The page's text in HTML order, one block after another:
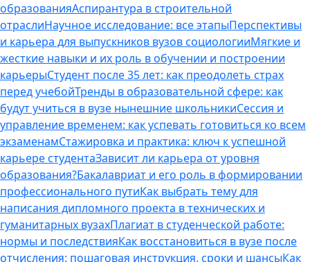
образованияАспирантура в строительной
отраслиНаучное исследование: все этапыПерспективы
и карьера для выпускников вузов социологииМягкие и
жесткие навыки и их роль в обучении и построении
карьерыСтудент после 35 лет: как преодолеть страх
перед учебойТренды в образовательной сфере: как
будут учиться в вузе нынешние школьникиСессия и
управление временем: как успевать готовиться ко всем
экзаменамСтажировка и практика: ключ к успешной
карьере студентаЗависит ли карьера от уровня
образования?Бакалавриат и его роль в формировании
профессионального путиКак выбрать тему для
написания дипломного проекта в технических и
гуманитарных вузахПлагиат в студенческой работе:
нормы и последствияКак восстановиться в вузе после
отчисления: пошаговая инструкция, сроки и шансыКак